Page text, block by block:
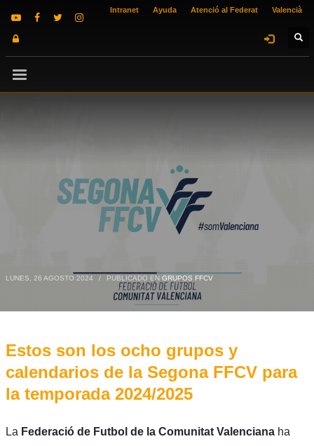
Intranet Ayuda Atenció al Federat Valencià
LUNES, 26 AGOSTO 2024 / PUBLICADO EN GRUPOS FFCV
Estos son los ocho grupos y
calendarios de la Segona FFCV para
la temporada 2024/2025
La Federació de Futbol de la Comunitat Valenciana ha